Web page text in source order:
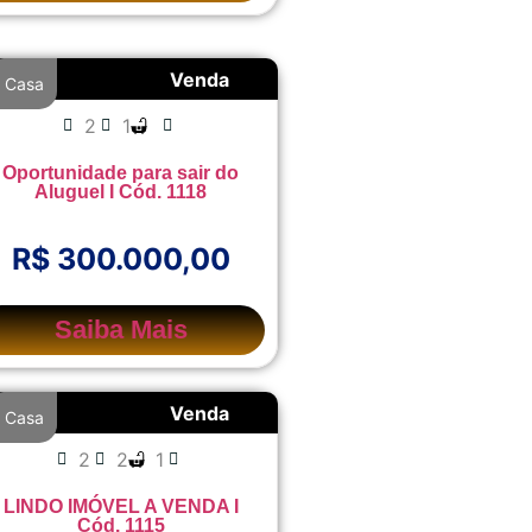
Venda
Casa
2 1
Oportunidade para sair do
Aluguel I Cód. 1118
R$ 300.000,00
Saiba Mais
Venda
Casa
2 2 1
LINDO IMÓVEL A VENDA I
Cód. 1115